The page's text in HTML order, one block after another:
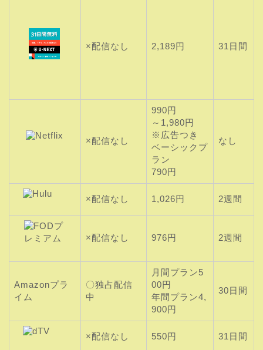
×配信なし 2,189円 31日間
×配信なし
990円
～1,980円
※広告つき
ベーシックプ
ラン
790円
なし
×配信なし 1,026円 2週間
×配信なし 976円 2週間
Amazonプラ
イム
〇独占配信
中
月間プラン5
00円
年間プラン4,
900円
30日間
×配信なし 550円 31日間